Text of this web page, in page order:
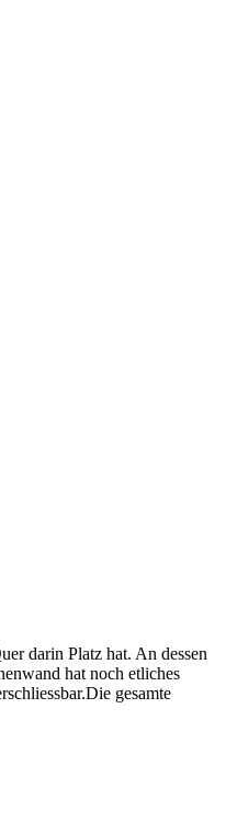
darin Platz hat. An dessen
hat noch etliches
gesamte